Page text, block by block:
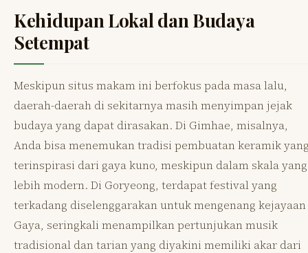
Kehidupan Lokal dan Budaya
Setempat
Meskipun situs makam ini berfokus pada masa lalu,
daerah-daerah di sekitarnya masih menyimpan jejak
budaya yang dapat dirasakan. Di Gimhae, misalnya,
Anda bisa menemukan tradisi pembuatan keramik
terinspirasi dari gaya kuno, meskipun dalam skala yang
lebih modern. Di Goryeong, terdapat festival yang
terkadang diselenggarakan untuk mengenang kejayaan
Gaya, seringkali menampilkan pertunjukan musik
tradisional dan tarian yang diyakini memiliki akar dari